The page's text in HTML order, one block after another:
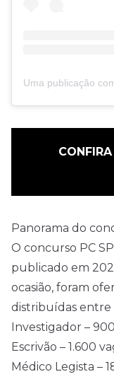
Panorama do
O concurso PC
publicado em
ocasião, foram
distribuídas entre
Investigador –
Escrivão – 1.600
Médico Legista –